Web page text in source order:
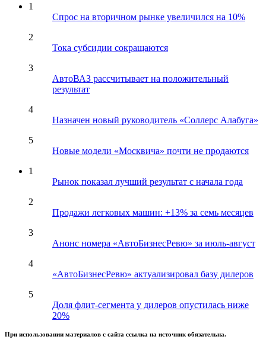
1
Спрос на вторичном рынке увеличился на 10%
2
Тока субсидии сокращаются
3
АвтоВАЗ рассчитывает на положительный
результат
4
Назначен новый руководитель «Соллерс Алабуга»
5
Новые модели «Москвича» почти не продаются
1
Рынок показал лучший результат с начала года
2
Продажи легковых машин: +13% за семь месяцев
3
Анонс номера «АвтоБизнесРевю» за июль-август
4
«АвтоБизнесРевю» актуализировал базу дилеров
5
Доля флит-сегмента у дилеров опустилась ниже
20%
При использовании материалов с сайта ссылка на источник обязательна.